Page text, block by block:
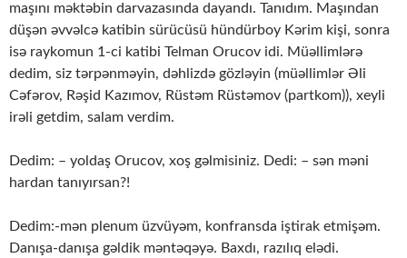
maşını məktəbin darvazasında dayandı. Tanıdım. Maşından
düşən əvvəlcə katibin sürücüsü hündürboy Kərim kişi, sonra
isə raykomun 1-ci katibi Telman Orucov idi. Müəllimlərə
dedim, siz tərpənməyin, dəhlizdə gözləyin (müəllimlər Əli
Cəfərov, Rəşid Kazımov, Rüstəm Rüstəmov (partkom)), xeyli
irəli getdim, salam verdim.
Dedim: – yoldaş Orucov, xoş gəlmisiniz. Dedi: – sən məni
hardan tanıyırsan?!
Dedim:-mən plenum üzvüyəm, konfransda iştirak etmişəm.
Danışa-danışa gəldik məntəqəyə. Baxdı, razılıq elədi.